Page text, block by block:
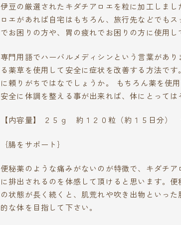
伊豆の厳選されたキダチアロエを粒に加工しま
ロエがあれば自宅はもちろん、旅行先などでも
でお困りの方や、胃の疲れでお困りの方に使用し
専門用語でハーバルメディシンという言葉があ
る薬草を使用して安全に症状を改善する方法で
に頼りがちではなでしょうか。 もちろん薬を使
安全に体調を整える事が出来れば、体にとっては
【内容量】 ２５ｇ 約１２０粒（約１５日分）
｛腸をサポート｝
便秘薬のような痛みがないのが特徴で、キダチ
に排出されるのを体感して頂けると思います。
の状態が長く続くと、肌荒れや吹き出物といっ
的な体を目指して下さい。